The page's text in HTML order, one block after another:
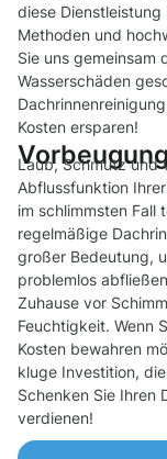
diese
Methoden und
Sie uns gemeinsam
Wasserschäden
Kosten ersparen!
Laub, Schmutz und
Abflussfunktion
im schlimmsten Fall
regelmäßige
großer Bedeutung,
problemlos
Zuhause vor
Feuchtigkeit. Wenn
Kosten bewahren
kluge Investition,
Schenken Sie Ihren
verdienen!